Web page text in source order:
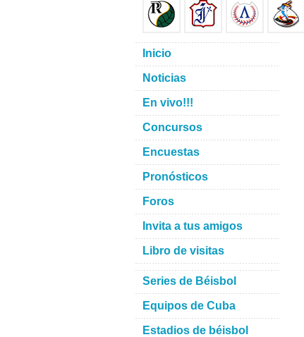
Inicio
Noticias
En vivo!!!
Concursos
Encuestas
Pronósticos
Foros
Invita a tus amigos
Libro de visitas
Series de Béisbol
Equipos de Cuba
Estadios de béisbol